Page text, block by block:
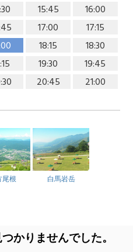
15:45
16:00
17:00
17:15
18:15
18:30
19:30
19:45
20:45 21:00
尾根 白馬岩岳